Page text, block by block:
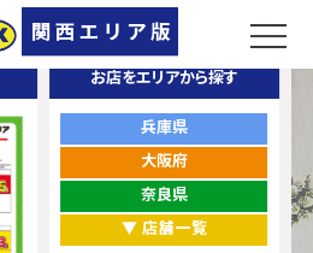
お店をエリアから探す
兵庫県
大阪府
奈良県
▼ 店舗一覧